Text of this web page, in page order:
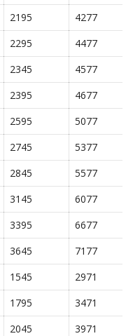
2195
4277
2295
4477
2345
4577
2395
4677
2595
5077
2745
5377
2845
5577
3145
6077
3395
6677
3645 7177
1545
2971
1795
3471
2045
3971